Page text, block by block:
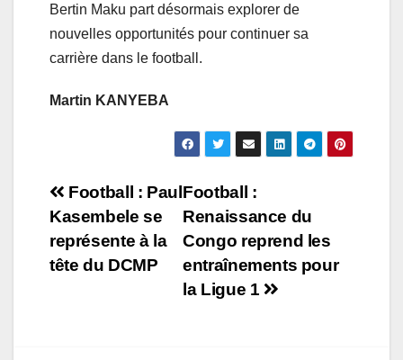
Bertin Maku part désormais explorer de
nouvelles opportunités pour continuer sa
carrière dans le football.
Martin KANYEBA
Navigation
de
l’article
Football :
Renaissance du
Congo reprend les
entraînements pour
la Ligue 1
Football : Paul
Kasembele se
représente à la
tête du DCMP